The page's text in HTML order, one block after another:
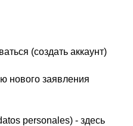
(создать аккаунт)
нового заявления
personales) - здесь